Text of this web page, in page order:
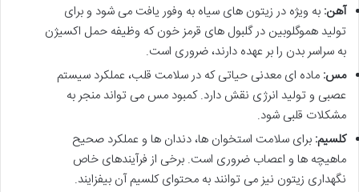
آهن: به ویژه در زیتون های سیاه به وفور یافت می شود و برای
تولید هموگلوبین در گلبول های قرمز خون که وظیفه حمل اکسیژن
به سراسر بدن را بر عهده دارند، ضروری است.
مس: ماده ای معدنی حیاتی که در سلامت قلب، عملکرد سیستم
عصبی و تولید انرژی نقش دارد. کمبود مس می تواند منجر به
مشکلات قلبی شود.
کلسیم: برای سلامت استخوان ها، دندان ها و عملکرد صحیح
ماهیچه ها و اعصاب ضروری است. برخی از فرآیندهای خاص
نگهداری زیتون نیز می توانند به محتوای کلسیم آن بیفزایند.